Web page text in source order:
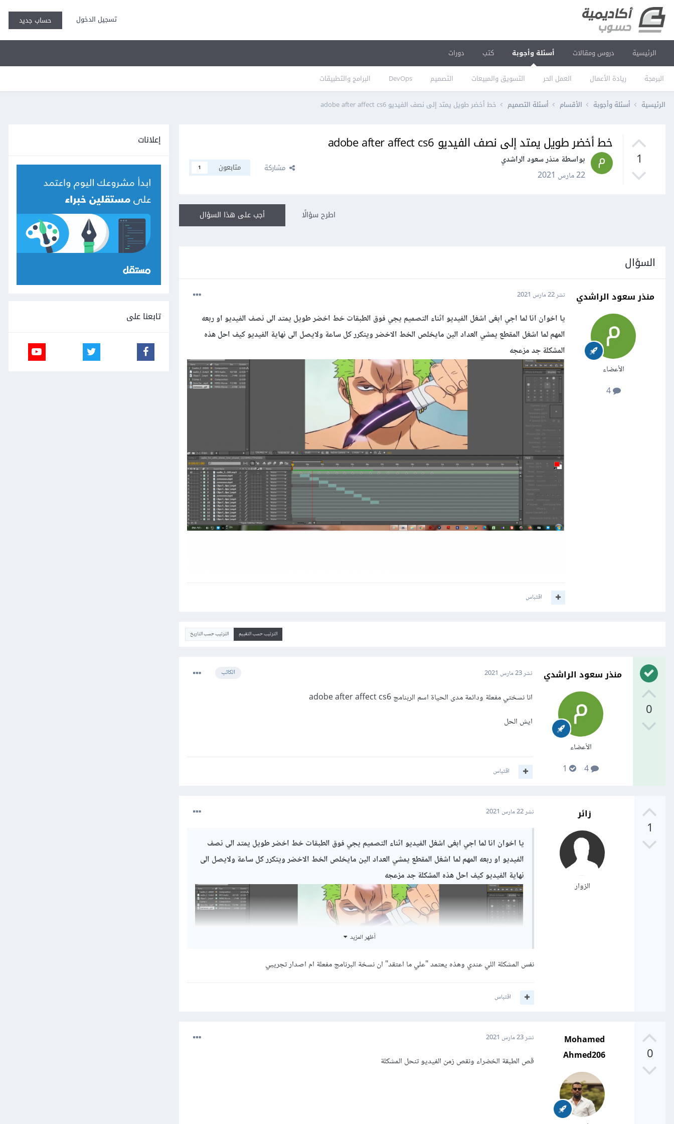
تسجيل الدخول حساب جديد
الرئيسية دروس ومقالات أسئلة وأجوبة
البرمجة ريادة الأعمال العمل الحر التسويق والمبيعات التصميم DevOps البرامج والتطبيقات
كتب دورات
الرئيسية أسئلة وأجوبة الأقسام أسئلة التصميم خط أخضر طويل يمتد إلى نصف الفيديو adobe after affect cs6
1
خط أخضر طويل يمتد إلى نصف الفيديو adobe after affect cs6
بواسطة منذر سعود الراشدي
22 مارس 2021
مشاركة متابعون 1
أجب على هذا السؤال اطرح سؤالًا
السؤال
منذر سعود الراشدي
الأعضاء
4
نشر22 مارس 2021
يا اخوان انا لما اجي ابغى اشغل الفيديو اثناء التصميم يجي فوق الطبقات خط اخضر طويل يمتد الى نصف الفيديو او ربعه
المهم لما اشغل المقطع يمشي العداد الين مايخلص الخط الاخضر ويتكرر كل ساعة ولايصل الى نهاية الفيديو كيف احل هذه
المشكلة جد مزعجه
اقتباس
الترتيب حسب التقييم الترتيب حسب التاريخ
0
منذر سعود الراشدي
الأعضاء
الكاتب نشر23 مارس 2021
انا نسختي مفعلة ودائمة مدى الحياة اسم الربنامج adobe after affect cs6
ايش الحل
اقتباس
1
زائر
الزوار
نشر22 مارس 2021
يا اخوان انا لما اجي ابغى اشغل الفيديو اثناء التصميم يجي فوق الطبقات خط اخضر طويل يمتد الى نصف
الفيديو او ربعه المهم لما اشغل المقطع يمشي العداد الين مايخلص الخط الاخضر ويتكرر كل ساعة ولايصل الى
نهاية الفيديو كيف احل هذه المشكلة جد مزعجه
أظهر المزيد
نفس المشكلة اللي عندي وهذه يعتمد "علي ما اعتقد" ان نسخة البرنامج مفعلة ام اصدار تجريبي
اقتباس
0
Mohamed
Ahmed206
نشر23 مارس 2021
قص الطبقة الخضراء ونقص زمن الفيديو تنحل المشكلة
إعلانات
تابعنا على